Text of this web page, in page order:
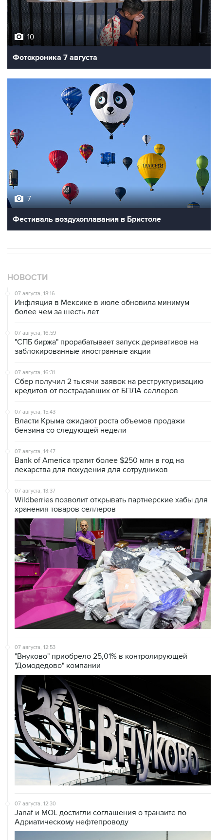
10
Фотохроника 7 августа
Фестиваль воздухоплавания в Бристоле
07 августа, 18:16
Инфляция в Мексике в июле обновила минимум
более чем за шесть лет
07 августа, 16:59
заблокированные иностранные акции
07 августа, 16:31
кредитов от пострадавших от БПЛА селлеров
07 августа, 15:43
бензина со следующей недели
07 августа, 14:47
лекарства для похудения для сотрудников
07 августа, 13:37
хранения товаров селлеров
07 августа, 12:53
"Домодедово" компании
07 августа, 12:30
Адриатическому нефтепроводу